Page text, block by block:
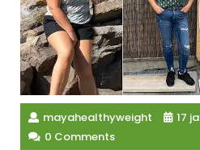
mayahealthyweight
17
0 Comments